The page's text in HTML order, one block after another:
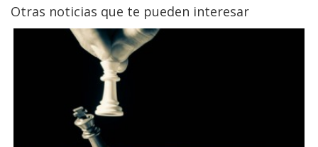
Otras noticias que te pueden interesar